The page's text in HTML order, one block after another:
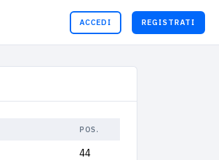
ACCEDI REGISTRATI
POS.
44